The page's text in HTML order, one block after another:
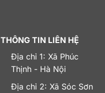
THÔNG TIN LIÊN HỆ
Địa chỉ 1: Xã Phúc
Thịnh - Hà Nội
Địa chỉ 2: Xã Sóc Sơn